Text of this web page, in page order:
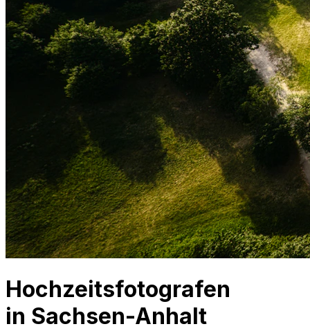
Hochzeitsfotografen
in Sachsen-Anhalt